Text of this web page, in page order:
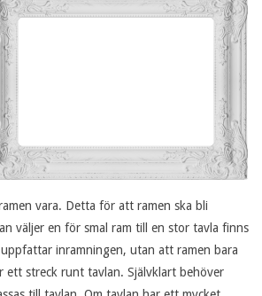
vara. Detta för att ramen ska bli
väljer en för smal ram till en stor tavla finns
inramningen, utan att ramen bara
ett streck runt tavlan. Självklart behöver